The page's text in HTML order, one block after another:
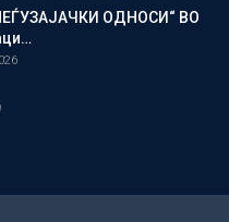
ОДНОСИ“ ВО